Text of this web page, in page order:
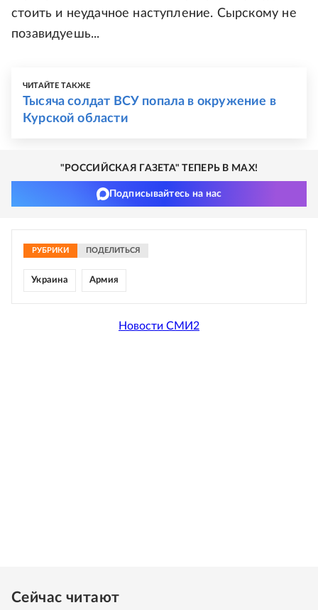
стоить и неудачное наступление. Сырскому не
позавидуешь...
ЧИТАЙТЕ ТАКЖЕ
Тысяча солдат ВСУ попала в окружение в
Курской области
"РОССИЙСКАЯ ГАЗЕТА" ТЕПЕРЬ В MAX!
Подписывайтесь на нас
РУБРИКИ ПОДЕЛИТЬСЯ
Украина Армия
Новости СМИ2
Сейчас читают